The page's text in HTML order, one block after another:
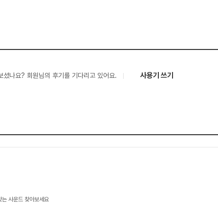
셨나요? 회원님의 후기를 기다리고 있어요. 사용기 쓰기
사운드 찾아보세요